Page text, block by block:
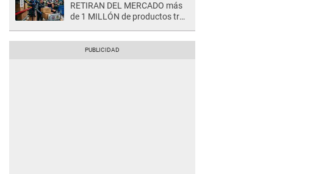
RETIRAN DEL MERCADO más
de 1 MILLÓN de productos tras